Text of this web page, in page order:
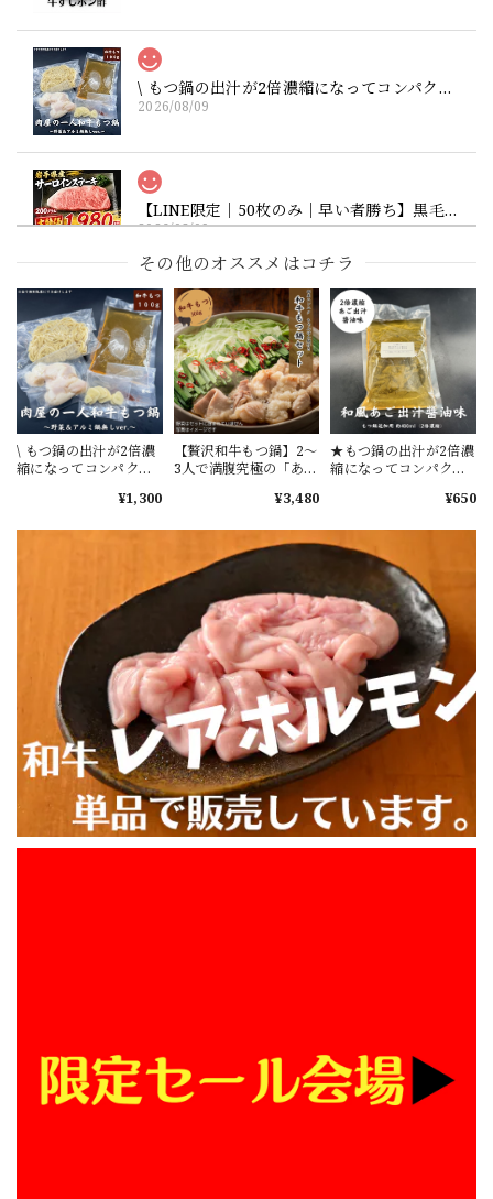
\ もつ鍋の出汁が2倍濃縮になってコンパクトになりました / 無人販売人気4位！一人で「あご出汁醬油」和牛もつ鍋（アルミ鍋無し）醤油ベースの出汁に和牛ホルモンが染み込みます。お好みの野菜を追加してもつ鍋の完成！離れて暮らすお子様へ、こっそり贅沢ランチやいつもの夕食に最適♪（ニクホル＆井本精肉のInstagramフォローお願いします）
2026/08/09
【LINE限定｜50枚のみ｜早い者勝ち】黒毛和牛 特選ステーキ 1980円（社長判断の特価）
2026/08/09
2026/08/05
お盆休みに食べる予定で注文しました。 発送も早く感謝し
ています。 せんまいが好きなので 食べるのが楽しみです。
またよろしくお願いします。
\ 今動画で話題のあのマルチョウをご自宅で / ★井本精肉のYouTubeで焼き方動画アップしました★【ジャストサイズ】芝浦直送 和牛大トロホルモン「マルチョウ」約100g（小腸）※他のホルモンと同様に食べやすい大きさにカットしてお届けします（長くはありません）
お盆休みに食べる予定で注文しました。 発送も早く感謝し
ています。 食べるのが楽しみです。 またよろしくお願いし
ます。
2026/08/05
お盆休みに食べる予定で注文しました。 発送も早く感謝し
ています。 食べるのが楽しみです。 おまけのタンもありが
ています。 食べるのが楽しみです。 またよろしくお願いし
ます。
その他のオススメはコチラ
\ もつ鍋の出汁が2倍濃
縮になってコンパクト
売人気4位！一人で「あ
す。お好みの野菜を追
加してもつ鍋の完成！
離れて暮らすお子様
へ、こっそり贅沢ラン
チやいつもの夕食に最
適♪（ニクホル＆井本
精肉のInstagramフォ
ローお願いします）
¥1,300
【贅沢和牛もつ鍋】2～
3人で満腹究極の「あご
ト（野菜＆アルミ鍋無
に和牛ホルモンが染み
込みます。お好みの野
菜を追加してもつ鍋の
完成！素材、出汁、ち
ゃんぽん麵の全てに拘
っています！※あご出
汁は2倍濃縮が2つセッ
トになっています（写
真は旧パッケージ）
¥3,480
★もつ鍋の出汁が2倍濃
縮になってコンパクト
単品販売】もつ鍋用
味」200ml×2（2倍濃
縮）追加用でも、お好
きな鍋料理にし使用し
てOK！
¥650